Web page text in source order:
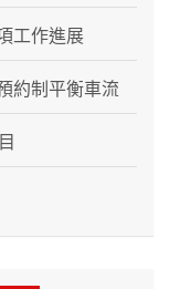
工作進展
約制平衡車流